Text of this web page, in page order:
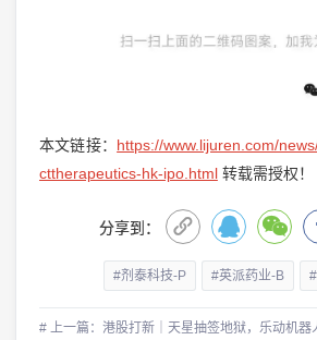
本文链接： https://www.lijuren.com/
cttherapeutics-hk-ipo.html转载需授权！
分享到：
#剂泰科技-P #英派药业-B